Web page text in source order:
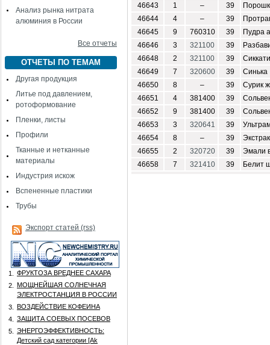
Анализ рынка нитрата
алюминия в России
Все отчеты
ОТЧЕТЫ ПО ТЕМАМ
Другая продукция
Литье под давлением,
ротоформование
Пленки, листы
Профили
Тканные и нетканные
материалы
Индустрия искож
Вспененные пластики
Трубы
Экспорт статей (rss)
1.
ФРУКТОЗА ВРЕДНЕЕ САХАРА
2.
МОЩНЕЙШАЯ СОЛНЕЧНАЯ
ЭЛЕКТРОСТАНЦИЯ В РОССИИ
3.
ВОЗДЕЙСТВИЕ КОФЕИНА
4.
ЗАЩИТА СОЕВЫХ ПОСЕВОВ
5.
ЭНЕРГОЭФФЕКТИВНОСТЬ:
Детский сад категории [Аk
46643
1 – 39
46644
4 – 39
46645
9 760310 39
Пудра
46646
3 321100 39
46648
2 321100 39
46649
7 320600 39
Синька
46650
8 – 39
Сурик
46651
4 381400 39
46652
9 381400 39
46653
3 320641 39
46654
8 – 39
46655
2 320720 39
Эмали
46658
7 321410 39 Белит